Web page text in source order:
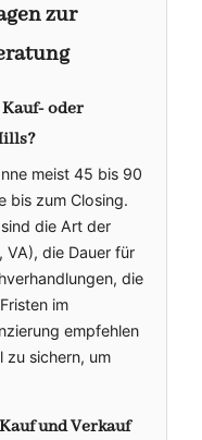
zur
oder
meist 45 bis 90
bis zum Closing.
die Art der
VA), die Dauer für
die
im
empfehlen
zu sichern, um
und Verkauf